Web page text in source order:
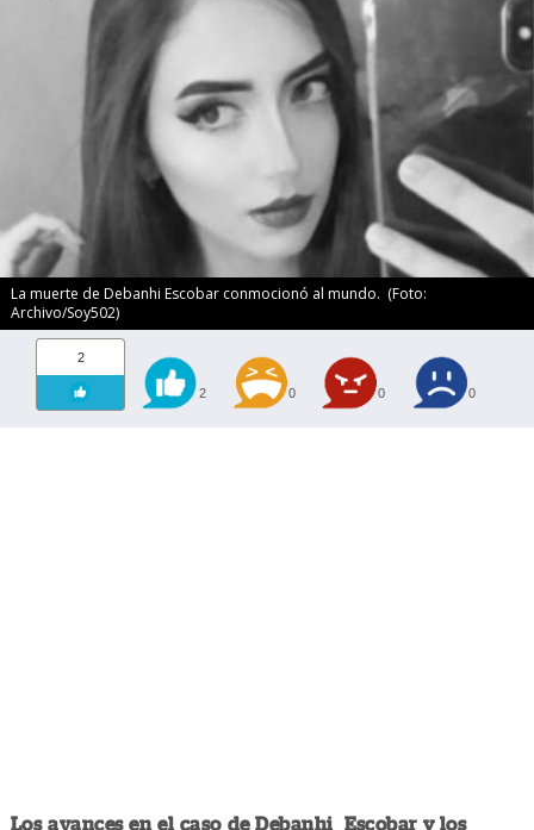
La muerte de Debanhi Escobar conmocionó al mundo. (Foto:
Archivo/Soy502)
2
2 0 0 0
Los avances en el caso de Debanhi Escobar y los